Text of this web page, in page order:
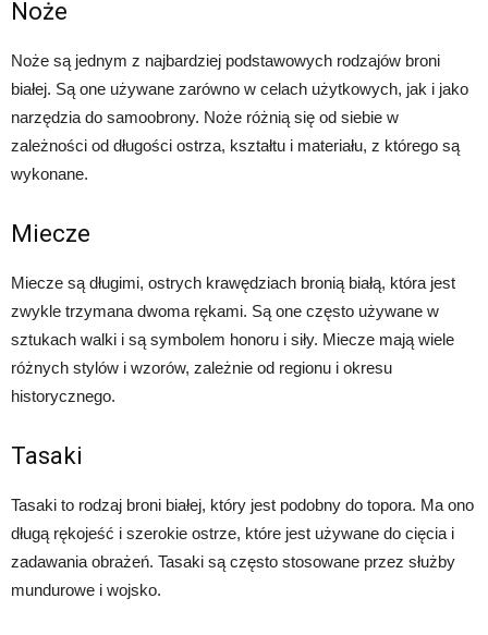
Noże
Noże są jednym z najbardziej podstawowych rodzajów broni
białej. Są one używane zarówno w celach użytkowych, jak i jako
narzędzia do samoobrony. Noże różnią się od siebie w
zależności od długości ostrza, kształtu i materiału, z którego są
wykonane.
Miecze
Miecze są długimi, ostrych krawędziach bronią białą, która jest
zwykle trzymana dwoma rękami. Są one często używane w
sztukach walki i są symbolem honoru i siły. Miecze mają wiele
różnych stylów i wzorów, zależnie od regionu i okresu
historycznego.
Tasaki
Tasaki to rodzaj broni białej, który jest podobny do topora. Ma ono
długą rękojeść i szerokie ostrze, które jest używane do cięcia i
zadawania obrażeń. Tasaki są często stosowane przez służby
mundurowe i wojsko.